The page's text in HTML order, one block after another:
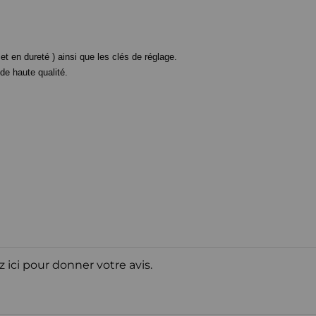
en dureté ) ainsi que les clés de réglage.
haute qualité.
ici pour donner votre avis.